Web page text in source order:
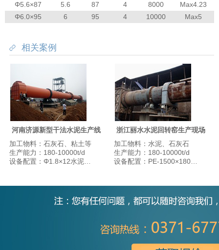
Φ5.6×87
5.6 87 4 8000
Max4.23
Φ6.0×95
6 95 4 10000 Max5
相关案例
河南济源新型干法水泥生产线
加工物料：石灰石、粘土等
生产能力：180-10000t/d
设备配置：Φ1.8×12水泥烘干机、Φ1.83×7水泥磨、φ3.8×7.5原料磨、Φ3.6×70水泥回转窑、皮带输送机等
浙江丽水水泥回转窑生产现场
加工物料：水泥、石灰石
生产能力：180-10000t/d
设备配置：PE-1500×1800颚式破碎机、Φ1.83×7水泥磨、Φ4.2×60水泥回转窑、Φ2.6×24水泥烘干机、皮带输送机等设备。